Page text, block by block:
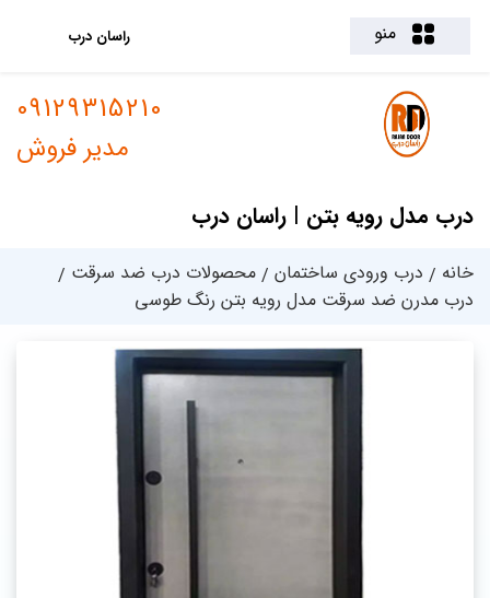
منو راسان درب
درب مدل رویه بتن | راسان درب
09129315210
مدیر فروش
خانه درب ورودی ساختمان
محصولات درب ضد سرقت
درب مدرن ضد سرقت مدل رویه بتن رنگ طوسی